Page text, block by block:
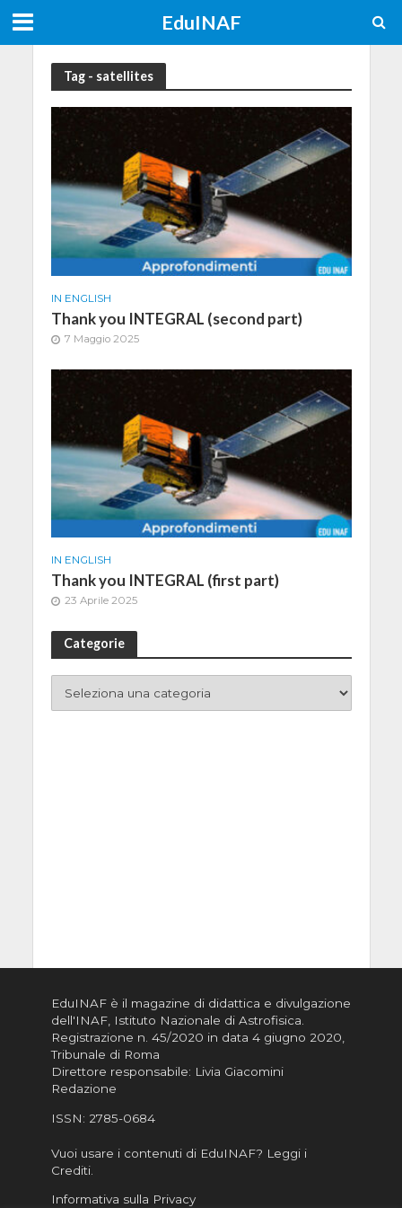
EduINAF
Tag - satellites
IN ENGLISH
Thank you INTEGRAL (second part)
7 Maggio 2025
IN ENGLISH
Thank you INTEGRAL (first part)
23 Aprile 2025
Categorie
EduINAF è il magazine di didattica e divulgazione
dell'INAF, Istituto Nazionale di Astrofisica
Registrazione n. 45/2020 in data 4 giugno 2020,
Tribunale di Roma
Direttore responsabile: Livia Giacomini
Redazione
ISSN: 2785-0684
Vuoi usare i contenuti di EduINAF? Leggi i
Crediti.
Informativa sulla Privacy